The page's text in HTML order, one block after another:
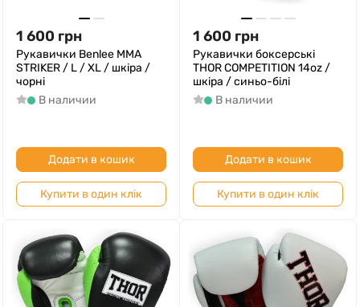
1 600 грн
Рукавички Benlee MMA
STRIKER / L / XL / шкіра /
чорні
В наличии
Додати в кошик
Купити в один клік
1 600 грн
Рукавички боксерські
THOR COMPETITION 14oz /
шкіра / синьо-білі
В наличии
Додати в кошик
Купити в один клік